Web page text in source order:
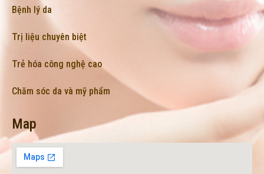
Bệnh lý da
Trị liệu chuyên biệt
Trẻ hóa công nghệ cao
Chăm sóc da và mỹ phẩm
Map